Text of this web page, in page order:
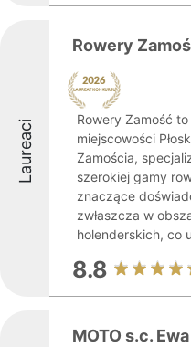
Laureaci
Rowery
Rowery Zamość
miejscowości
Zamościa,
szerokiej gamy
znaczące
zwłaszcza w
holenderskich, co
8.8
MOTO s.c.